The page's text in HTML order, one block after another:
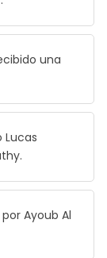
una
Ayoub Al